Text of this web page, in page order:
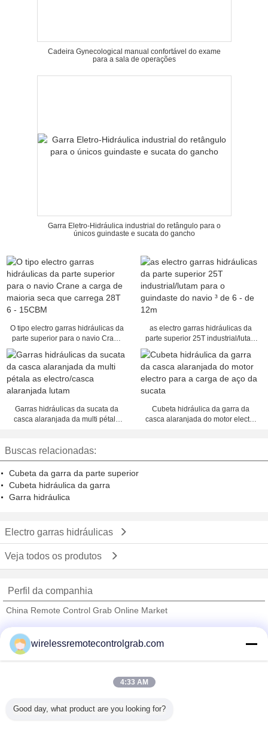
Cadeira Gynecological manual confortável do exame
para a sala de operações
Garra Eletro-Hidráulica industrial do retângulo para o
únicos guindaste e sucata do gancho
O tipo electro garras hidráulicas da
parte superior para o navio Crane
carrega 28T 6 - 15CBM
as electro garras hidráulicas da
parte superior 25T industrial/lutam
para o guindaste do navio ³ de 6 -
de 12m
Garras hidráulicas da sucata da
casca alaranjada da multi pétala
Cubeta hidráulica da garra da
casca alaranjada do motor electro
Buscas relacionadas:
Cubeta da garra da parte superior
Cubeta hidráulica da garra
Garra hidráulica
Electro garras hidráulicas
Veja todos os produtos
Perfil da companhia
China Remote Control Grab Online Market
Trust Seal
Verified Suplier
Todos os Produtos
wirelessremotecontrolgrab.com
4:33 AM
Good day, what product are you looking for?